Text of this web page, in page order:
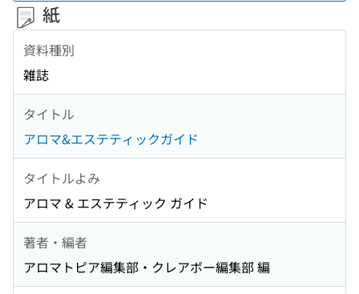
紙
資料種別
雑誌
タイトル
アロマ&エステティックガイド
タイトルよみ
アロマ & エステティック ガイド
著者・編者
アロマトピア編集部・クレアボー編集部 編